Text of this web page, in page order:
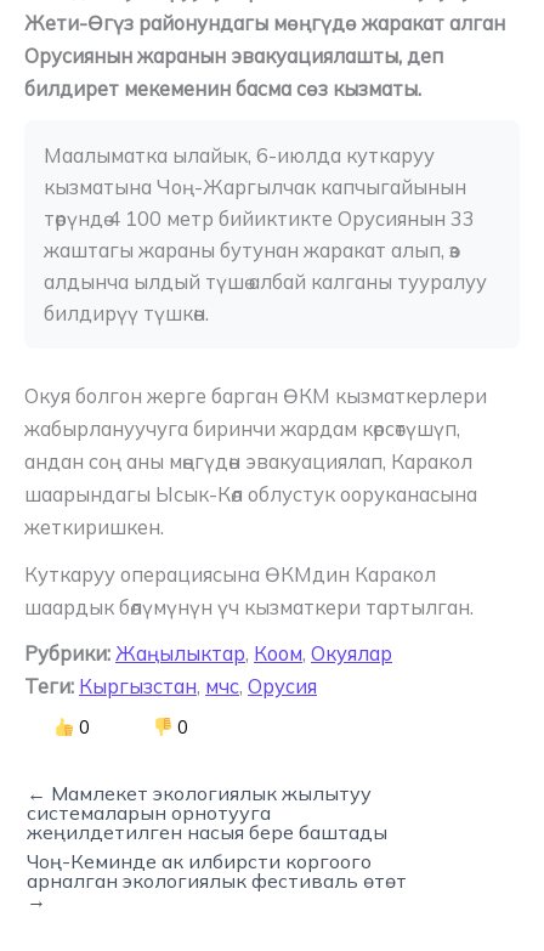
Жети-Өгүз районундагы мөңгүдө жаракат алган
Орусиянын жаранын эвакуациялашты, деп
билдирет мекеменин басма сөз кызматы.
Маалыматка ылайык, 6-июлда куткаруу
кызматына Чоң-Жаргылчак капчыгайынын
төрүндө 4 100 метр бийиктикте Орусиянын 33
жаштагы жараны бутунан жаракат алып, өз
алдынча ылдый түшө албай калганы тууралуу
билдирүү түшкөн.
Окуя болгон жерге барган ӨКМ кызматкерлери
жабырлануучуга биринчи жардам көрсөтүшүп,
андан соң аны мөңгүдөн эвакуациялап, Каракол
шаарындагы Ысык-Көл облустук ооруканасына
жеткиришкен.
Куткаруу операциясына ӨКМдин Каракол
шаардык бөлүмүнүн үч кызматкери тартылган.
Рубрики: Жаңылыктар, Коом, Окуялар
Теги: Кыргызстан, мчс, Орусия
0 0
← Мамлекет экологиялык жылытуу
системаларын орнотууга
жеңилдетилген насыя бере баштады
Чоң-Кеминде ак илбирсти коргоого
арналган экологиялык фестиваль өтөт
→